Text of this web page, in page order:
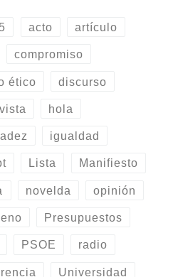
acto artículo
compromiso
ético discurso
hola
igualdad
Lista Manifiesto
novelda opinión
Presupuestos
PSOE radio
Universidad